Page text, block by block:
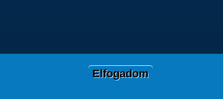
2019-2026
Elfogadom